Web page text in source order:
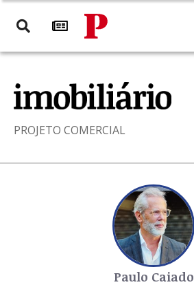
PROJETO COMERCIAL
Paulo Caiado